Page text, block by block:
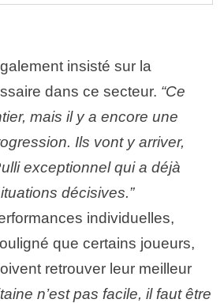
insisté sur la
dans ce secteur. “Ce
mais il y a encore une
Ils vont y arriver,
exceptionnel qui a déjà
décisives.”
individuelles,
que certains joueurs,
retrouver leur meilleur
n’est pas facile, il faut être